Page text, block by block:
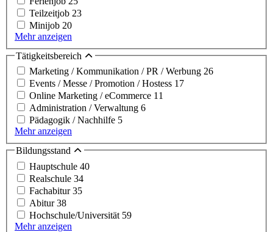
Teilzeitjob 23
Minijob 20
Mehr anzeigen
Tätigkeitsbereich
Marketing / Kommunikation / PR / Werbung 26
Events / Messe / Promotion / Hostess 17
Online Marketing / eCommerce 11
Administration / Verwaltung 6
Pädagogik / Nachhilfe 5
Mehr anzeigen
Bildungsstand
Hauptschule 40
Realschule 34
Fachabitur35
Abitur38
Hochschule/Universität 59
Mehr anzeigen